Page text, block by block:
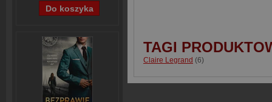
TAGI
Claire Legrand (6)